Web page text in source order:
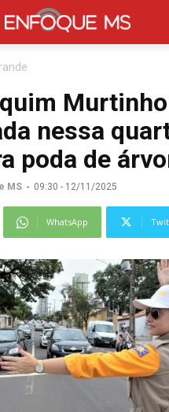
nessa
poda de
MS - 09:30 - 12/11/2025
WhatsApp